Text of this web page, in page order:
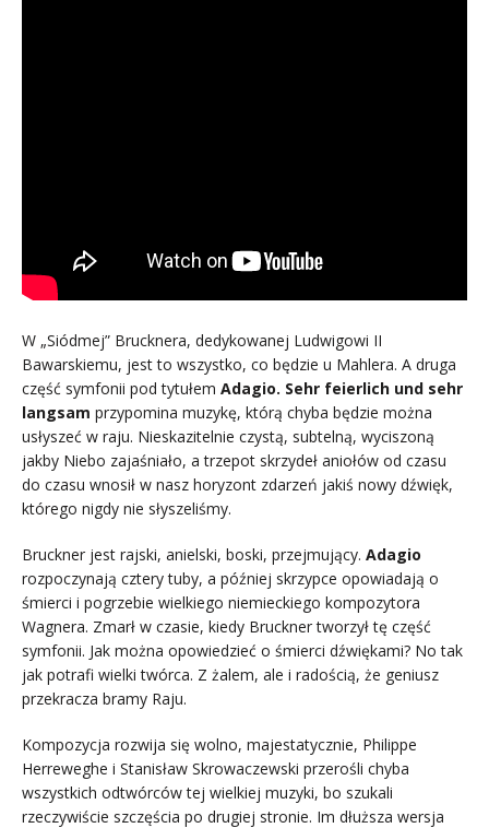
W „Siódmej” Brucknera, dedykowanej Ludwigowi II
Bawarskiemu, jest to wszystko, co będzie u Mahlera. A druga
część symfonii pod tytułem Adagio. Sehr feierlich und sehr
langsam przypomina muzykę, którą chyba będzie można
usłyszeć w raju. Nieskazitelnie czystą, subtelną, wyciszoną
jakby Niebo zajaśniało, a trzepot skrzydeł aniołów od czasu
do czasu wnosił w nasz horyzont zdarzeń jakiś nowy dźwięk,
którego nigdy nie słyszeliśmy.
Bruckner jest rajski, anielski, boski, przejmujący. Adagio
rozpoczynają cztery tuby, a później skrzypce opowiadają o
śmierci i pogrzebie wielkiego niemieckiego kompozytora
Wagnera. Zmarł w czasie, kiedy Bruckner tworzył tę część
symfonii. Jak można opowiedzieć o śmierci dźwiękami? No tak
jak potrafi wielki twórca. Z żalem, ale i radością, że geniusz
przekracza bramy Raju.
Kompozycja rozwija się wolno, majestatycznie, Philippe
Herreweghe i Stanisław Skrowaczewski przerośli chyba
wszystkich odtwórców tej wielkiej muzyki, bo szukali
rzeczywiście szczęścia po drugiej stronie. Im dłuższa wersja